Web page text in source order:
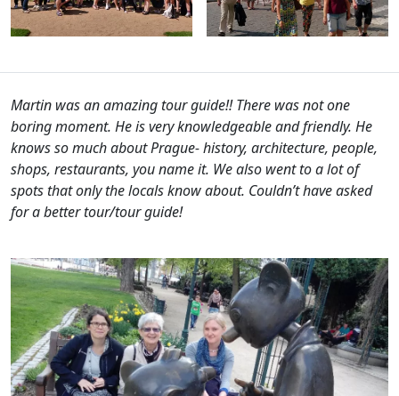
Martin was an amazing tour guide!! There was not one
boring moment. He is very knowledgeable and friendly. He
knows so much about Prague- history, architecture, people,
shops, restaurants, you name it. We also went to a lot of
spots that only the locals know about. Couldn’t have asked
for a better tour/tour guide!